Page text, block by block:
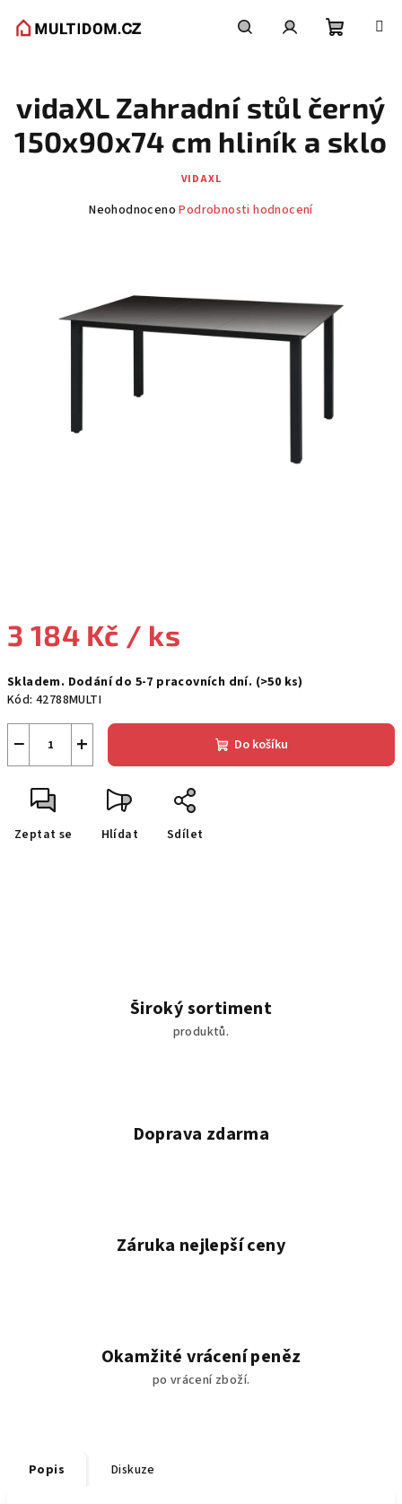
košík
3 184 Kč / ks
cena:
Skladem. Dodání do 5-7 pracovních dní. (>50 ks)
Kód: 42788MULTI
+
− Do košíku
Zeptat se Hlídat Sdílet
vidaXL Zahradní stůl černý
150x90x74 cm hliník a sklo
VIDAXL
Průměrné
5
hvězdiček.
Neohodnoceno Podrobnosti hodnocení
Široký sortiment
produktů.
Doprava zdarma
Záruka nejlepší ceny
Okamžité vrácení peněz
po vrácení zboží.
Popis Diskuze